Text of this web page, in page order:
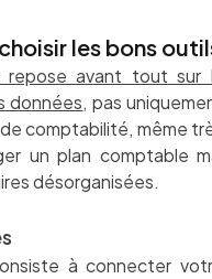
les bons
repose avant tout sur
données, pas
comptabilité, même
un plan comptable
désorganisées.
à connecter